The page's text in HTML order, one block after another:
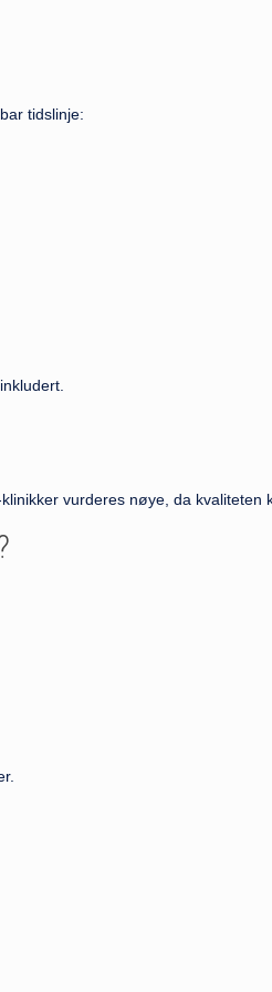
tidslinje:
vurderes nøye, da kvaliteten